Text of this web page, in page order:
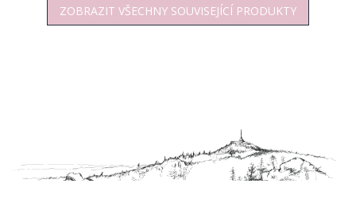
ZOBRAZIT VŠECHNY SOUVISEJÍCÍ PRODUKTY